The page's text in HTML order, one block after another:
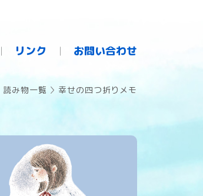
リンク お問い合わせ
読み物一覧 幸せの四つ折りメモ